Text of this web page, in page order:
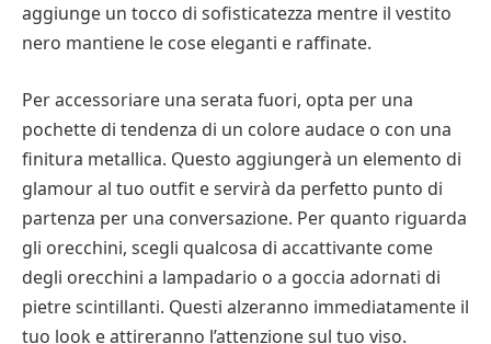
aggiunge un tocco di sofisticatezza mentre il vestito
nero mantiene le cose eleganti e raffinate.
Per accessoriare una serata fuori, opta per una
pochette di tendenza di un colore audace o con una
finitura metallica. Questo aggiungerà un elemento di
glamour al tuo outfit e servirà da perfetto punto di
partenza per una conversazione. Per quanto riguarda
gli orecchini, scegli qualcosa di accattivante come
degli orecchini a lampadario o a goccia adornati di
pietre scintillanti. Questi alzeranno immediatamente il
tuo look e attireranno l’attenzione sul tuo viso.